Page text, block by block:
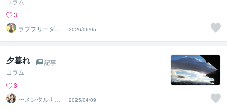
3
ラブフリーダム
セッション
2026/06/05
夕暮れ
記事
コラム
3
〜メンタルナー
ス〜よしこ❤️
2025/04/09